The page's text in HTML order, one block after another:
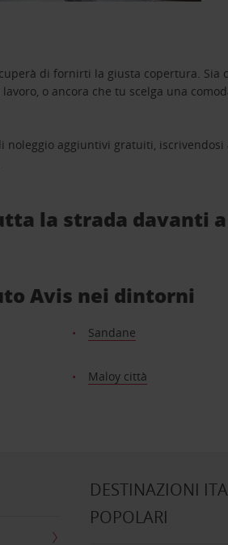
di fornirti la giusta copertura.
o ancora che tu scelga una
aggiuntivi gratuiti,
la strada davanti
Avis nei dintorni
Sandane
Maloy città
DESTINAZIONI
POPOLARI